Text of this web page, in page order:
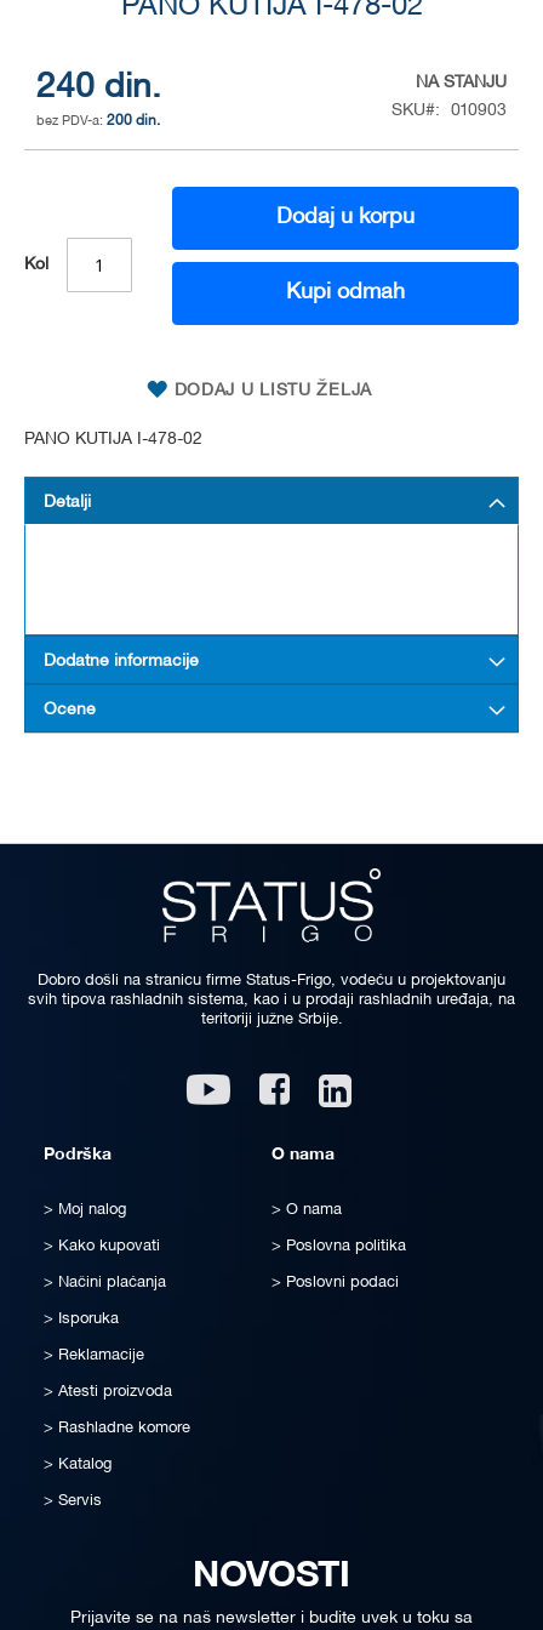
PANO KUTIJA I-478-02
240 din.
200 din.
NA STANJU
SKU
010903
Kol
Dodaj u korpu
Kupi odmah
DODAJ U LISTU ŽELJA
PANO KUTIJA I-478-02
of
the
images
gallery
Detalji
Dodatne informacije
Ocene
Dobro došli na stranicu firme Status-Frigo, vodeću u projektovanju
svih tipova rashladnih sistema, kao i u prodaji rashladnih uređaja, na
teritoriji južne Srbije.
Youtube Facebook
Podrška
Moj nalog
Kako kupovati
Načini plaćanja
Isporuka
Reklamacije
Atesti proizvoda
Rashladne komore
Katalog
Servis
O nama
O nama
Poslovna politika
Poslovni podaci
NOVOSTI
Prijavite se na naš newsletter i budite uvek u toku sa